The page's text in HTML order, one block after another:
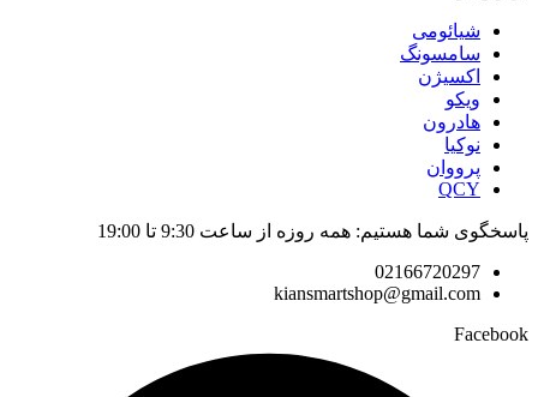
شیائومی
سامسونگ
اکسیژن
ویکو
هادرون
نوکیا
پرووان
QCY
پاسخگوی شما هستیم: همه روزه از ساعت 9:30 تا 19:00
02166720297
kiansmartshop@gmail.com
Facebook